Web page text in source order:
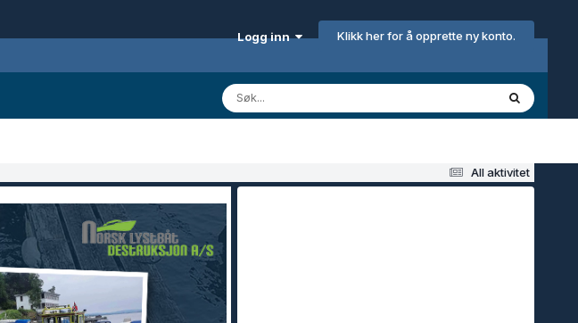
Logg inn Klikk her for å opprette ny konto.
All aktivitet